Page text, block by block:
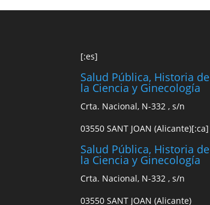
[:es]
Salud Pública, Historia de
la Ciencia y Ginecología
Crta. Nacional, N-332 , s/n
03550 SANT JOAN (Alicante)[:ca]
Salud Pública, Historia de
la Ciencia y Ginecología
Crta. Nacional, N-332 , s/n
03550 SANT JOAN (Alicante)